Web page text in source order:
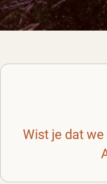
Wist je dat